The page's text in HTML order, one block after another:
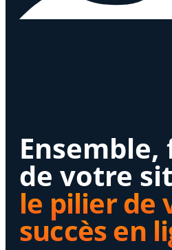
Ensemble,
de votre
le pilier de
succès en